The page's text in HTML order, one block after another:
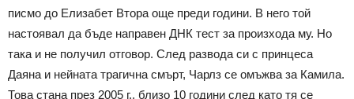
писмо до Елизабет Втора още преди години. В него той
настоявал да бъде направен ДНК тест за произхода му. Но
така и не получил отговор. След развода си с принцеса
Даяна и нейната трагична смърт, Чарлз се омъжва за Камила.
Това стана през 2005 г., близо 10 години след като тя се